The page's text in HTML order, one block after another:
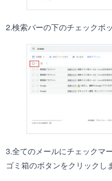
2.検索バーの下のチェックボ
3.全てのメールにチェックマ
ゴミ箱のボタンをクリックし